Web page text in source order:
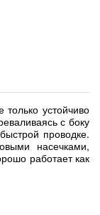
устойчиво
с боку
проводке.
насечками,
работает как